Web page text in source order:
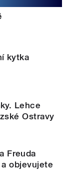
kytka
Lehce
Ostravy
Freuda
objevujete